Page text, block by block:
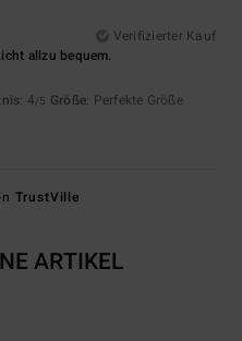
Verifizierter Kauf
allzu bequem.
: 4/5 Größe: Perfekte Größe
TrustVille
ARTIKEL